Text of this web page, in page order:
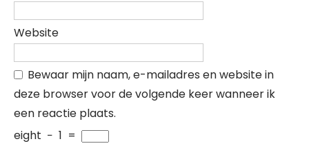
Website
Bewaar mijn naam, e-mailadres en website in
deze browser voor de volgende keer wanneer ik
een reactie plaats.
eight − 1 =